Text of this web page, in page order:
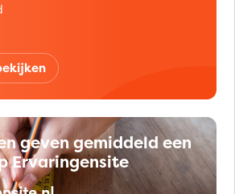
geven gemiddeld een
Ervaringensite